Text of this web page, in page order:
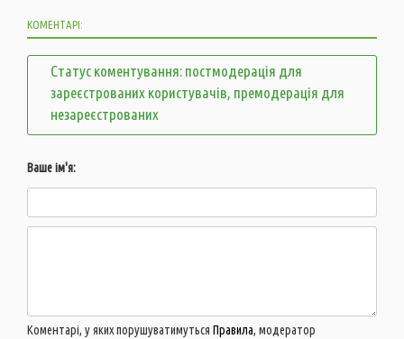
КОМЕНТАРІ:
Статус коментування: постмодерація для
зареєстрованих користувачів, премодерація для
незареєстрованих
Ваше ім'я:
Коментарі, у яких порушуватимуться Правила, модератор